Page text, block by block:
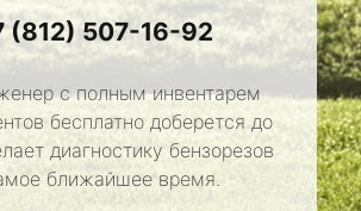
(812) 507-16-92
с полным инвентарем
бесплатно доберется до
диагностику бензорезов
ближайшее время.